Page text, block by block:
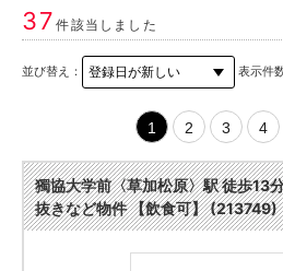
37件該当しました
並び替え： 表示件
1 2 3 4
獨協大学前〈草加松原〉駅 徒歩13
抜きなど物件 【飲食可】 (213749)